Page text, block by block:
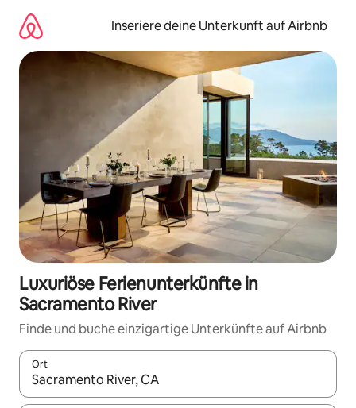
Inhalten
springen
Inseriere deine Unterkunft auf Airbnb
Luxuriöse Ferienunterkünfte in
Sacramento River
Finde und buche einzigartige Unterkünfte auf Airbnb
Ort
Wenn Ergebnisse verfügbar sind, navigiere mit den